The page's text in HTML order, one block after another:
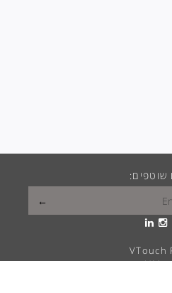
שוטפים:
VTouch
VMax